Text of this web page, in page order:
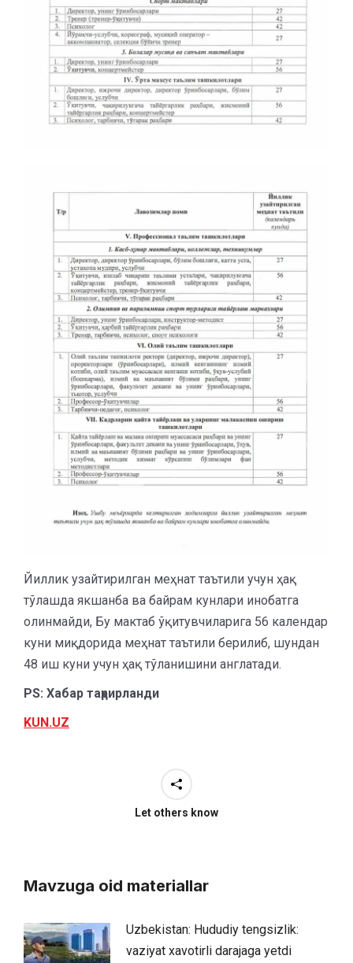
Йиллик узайтирилган меҳнат таътили учун ҳақ
тўлашда якшанба ва байрам кунлари инобатга
олинмайди, Бу мактаб ўқитувчиларига 56 календар
куни миқдорида меҳнат таътили берилиб, шундан
48 иш куни учун ҳақ тўланишини англатади.
PS: Хабар таҳрирланди
KUN.UZ
Let others know
Mavzuga oid materiallar
Uzbekistan: Hududiy tengsizlik:
vaziyat xavotirli darajaga yetdi